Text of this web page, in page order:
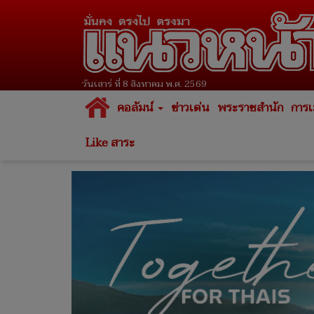
วันเสาร์ ที่ 8 สิงหาคม พ.ศ. 2569
คอลัมน์ ข่าวเด่น พระราชสำนัก การ
Like สาระ